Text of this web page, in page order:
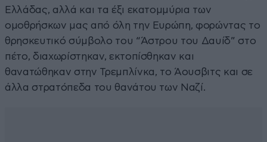
Ελλάδας, αλλά και τα έξι εκατομμύρια των
ομοθρήσκων μας από όλη την Ευρώπη, φορώντας το
θρησκευτικό σύμβολο του “Άστρου του Δαυίδ” στο
πέτο, διαχωρίστηκαν, εκτοπίσθηκαν και
θανατώθηκαν στην Τρεμπλίνκα, το Άουσβιτς και σε
άλλα στρατόπεδα του θανάτου των Ναζί.